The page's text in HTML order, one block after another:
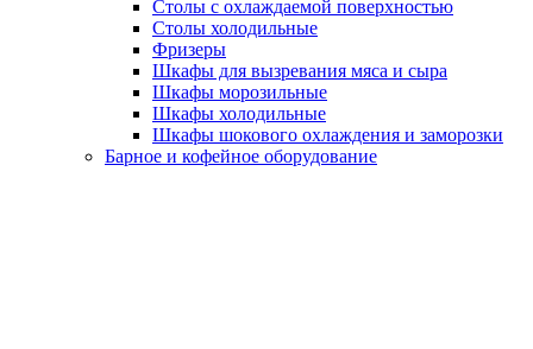
Столы с охлаждаемой поверхностью
Столы холодильные
Фризеры
Шкафы для вызревания мяса и сыра
Шкафы морозильные
Шкафы холодильные
Шкафы шокового охлаждения и заморозки
Барное и кофейное оборудование